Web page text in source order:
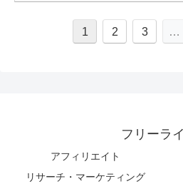
1 2 3 …
フリーラ
アフィリエイト
リサーチ・マーケティング